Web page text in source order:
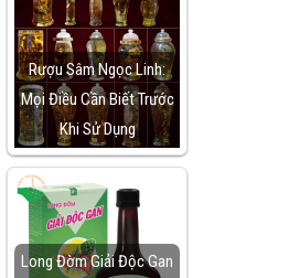
Rượu Sâm Ngọc Linh:
Mọi Điều Cần Biết Trước
Khi Sử Dụng
Long Đờm Giải Độc Gan